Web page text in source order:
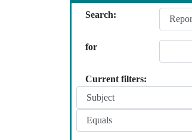
Search:
for
Current filters: